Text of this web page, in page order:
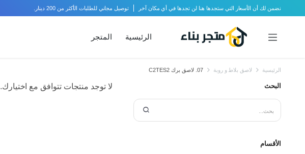
نضمن لك أن الأسعار التي ستجدها هنا لن تجدها في أي مكان آخر توصيل مجاني للطلبات الأكثر من 200 دينار.
الرئيسية المتجر
الرئيسية لاصق بلاط و روبة 07. لاصق برك C2TES2
لا توجد منتجات تتوافق مع اختيارك. البحث
الأقسام